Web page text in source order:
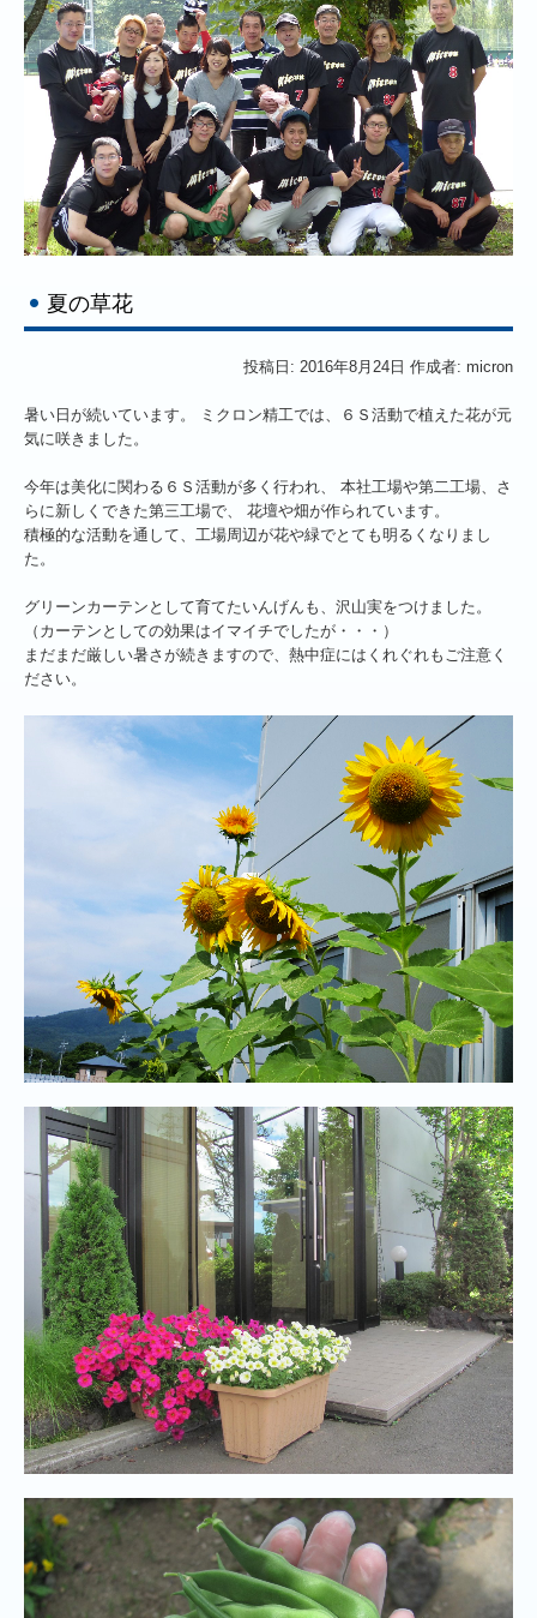
夏の草花
投稿日: 2016年8月24日 作成者: micron
暑い日が続いています。 ミクロン精工では、６Ｓ活動で植えた花が元
気に咲きました。
今年は美化に関わる６Ｓ活動が多く行われ、 本社工場や第二工場、さ
らに新しくできた第三工場で、 花壇や畑が作られています。
積極的な活動を通して、工場周辺が花や緑でとても明るくなりまし
た。
グリーンカーテンとして育てたいんげんも、沢山実をつけました。
（カーテンとしての効果はイマイチでしたが・・・）
まだまだ厳しい暑さが続きますので、熱中症にはくれぐれもご注意く
ださい。